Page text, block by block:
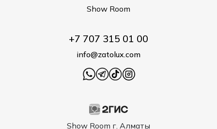
Show Room
Show Room г. Алматы
+7 707 315 01 00
info@zatolux.com